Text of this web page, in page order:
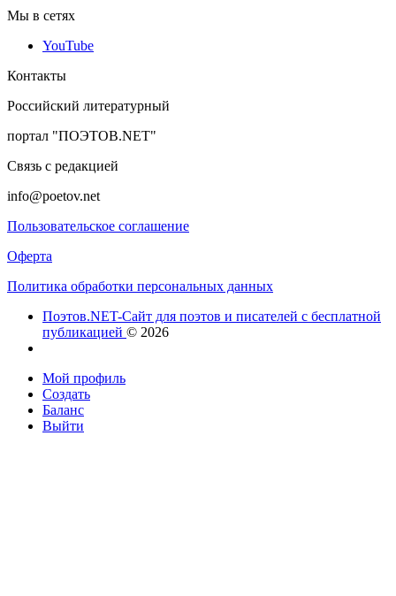
Мы в сетях
YouTube
Контакты
Российский литературный
портал "ПОЭТОВ.NET"
Связь с редакцией
info@poetov.net
Пользовательское соглашение
Оферта
Политика обработки персональных данных
Поэтов.NET-Сайт для поэтов и писателей с бесплатной
публикацией © 2026
Мой профиль
Создать
Баланс
Выйти